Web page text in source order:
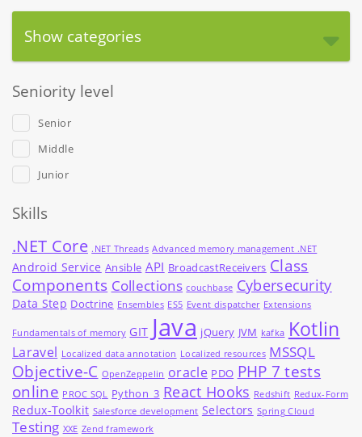
Show categories
Seniority level
Senior
Middle
Junior
Skills
.NET Core .NET Threads Advanced memory management .NET
Android Service Ansible API BroadcastReceivers Class
Components Collections couchbase Cybersecurity
Data Step Doctrine Ensembles ES5 Event dispatcher Extensions
Fundamentals of memory GIT Java jQuery JVM kafka Kotlin
Laravel Localized data annotation Localized resources MSSQL
Objective-C OpenZeppelin oracle PDO PHP 7 tests
online PROC SQL Python_3 React Hooks Redshift Redux-Form
Redux-Toolkit Salesforce development Selectors Spring Cloud
Testing XXE Zend framework